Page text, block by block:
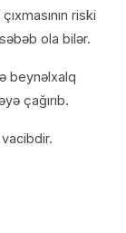
riski
ola bilər.
beynəlxalq
çağırıb.